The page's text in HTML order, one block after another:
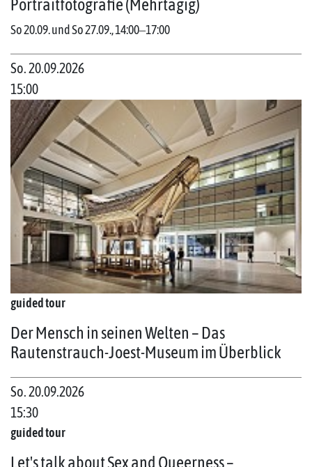
Portraitfotografie (Mehrtägig)
So 20.09. und So 27.09., 14:00‒17:00
So. 20.09.2026
15:00
guided tour
Der Mensch in seinen Welten – Das
Rautenstrauch-Joest-Museum im Überblick
So. 20.09.2026
15:30
guided tour
Let's talk about Sex and Queerness –